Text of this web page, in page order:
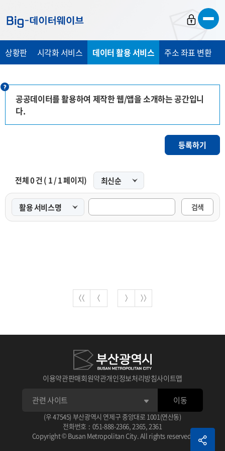
가
가
가
상황판 시각화 서비스 데이터 활용 서비스 주소 좌표 변환
공공데이터를 활용하여 제작한 웹/앱을 소개하는 공간입니
다.
등록하기
전체0건 ( 1/1페이지)
검색
이용약관판매회원약관개인정보처리방침사이트맵
(우 47545) 부산광역시 연제구 중앙대로 1001(연산동)
전화번호 : 051-888-2366, 2365, 2361
Copyright © Busan Metropolitan City. All rights reserved.
이동